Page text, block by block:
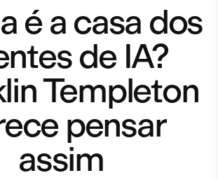
é a casa dos
de IA?
Templeton
pensar
assim